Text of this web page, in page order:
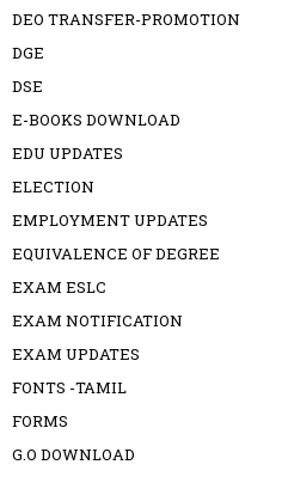
DEO TRANSFER-PROMOTION
DGE
DSE
E-BOOKS DOWNLOAD
EDU UPDATES
ELECTION
EMPLOYMENT UPDATES
EQUIVALENCE OF DEGREE
EXAM ESLC
EXAM NOTIFICATION
EXAM UPDATES
FONTS -TAMIL
FORMS
G.O DOWNLOAD